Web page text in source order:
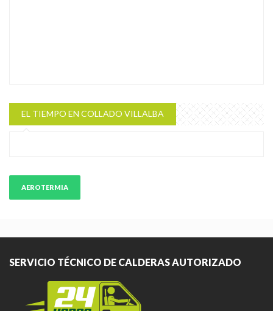
EL TIEMPO EN COLLADO VILLALBA
AEROTERMIA
SERVICIO TÉCNICO DE CALDERAS AUTORIZADO